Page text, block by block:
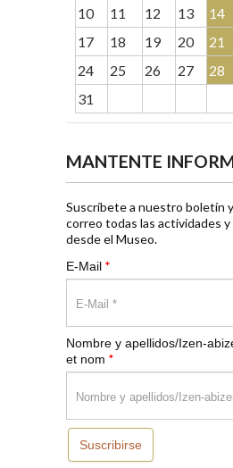
10
11 12 13 14
17
18 19 20 21
24
25 26 27 28
31
MANTENTE
Suscríbete a nuestro boletín
correo todas las actividades
desde el Museo.
E-Mail *
Nombre y apellidos/Izen-
et nom *
Suscribirse